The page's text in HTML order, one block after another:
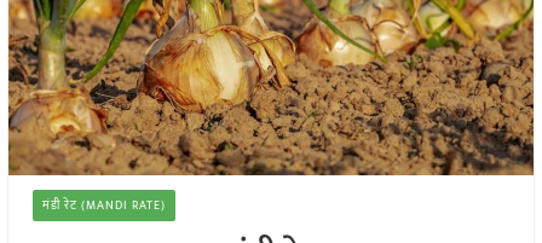
मंडी रेट (MANDI RATE)